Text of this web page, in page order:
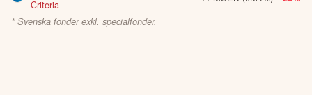
Criteria
* Svenska fonder exkl. specialfonder.